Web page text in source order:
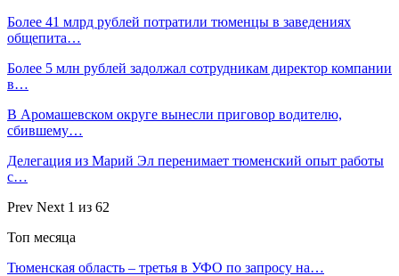
Более 41 млрд рублей потратили тюменцы в заведениях
общепита…
Более 5 млн рублей задолжал сотрудникам директор компании
в…
В Аромашевском округе вынесли приговор водителю,
сбившему…
Делегация из Марий Эл перенимает тюменский опыт работы
с…
Prev Next 1 из 62
Топ месяца
Тюменская область – третья в УФО по запросу на…